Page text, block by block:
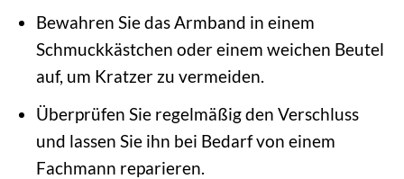
Bewahren Sie das Armband in einem
Schmuckkästchen oder einem weichen Beutel
auf, um Kratzer zu vermeiden.
Überprüfen Sie regelmäßig den Verschluss
und lassen Sie ihn bei Bedarf von einem
Fachmann reparieren.